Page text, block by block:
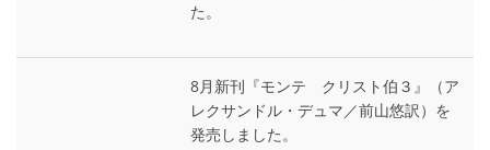
た。
8月新刊『モンテ゠クリスト伯３』（ア
レクサンドル・デュマ／前山悠訳）を
発売しました。